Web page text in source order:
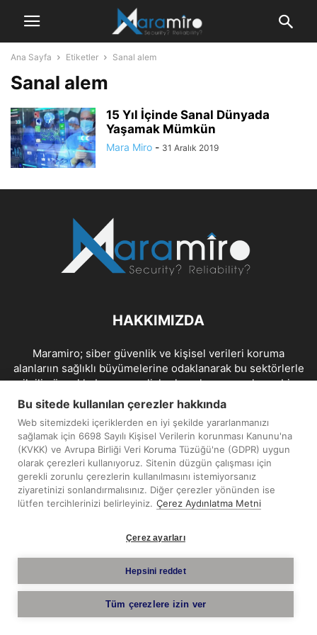
Ana Sayfa Etiketler Sanal alem
Sanal alem
15 Yıl İçinde Sanal Dünyada
Yaşamak Mümkün
Mara Miro - 31 Aralık 2019
HAKKIMIZDA
Maramiro; siber güvenlik ve kişisel verileri koruma
alanlarıın sağlıklı büyümelerine odaklanarak bu sektörlerle
ilgili güncel haber ve analizler hazırlayıp yayınlayan bir
haber sitesidir.
İletişim:maramiro@sentezmedya.com.tr
BIZI TAKIP EDIN
Telif Hakkı © 2019 - 2026 Sentez Medya Limited. Tüm hakları
saklıdır.
Bu sitede kullanılan çerezler hakkında
Web sitemizdeki içeriklerden en iyi şekilde yararlanmanızı
sağlamak için 6698 Sayılı Kişisel Verilerin korunması Kanunu'na
(KVKK) ve Avrupa Birliği Veri Koruma Tüzüğü'ne (GDPR) uygun
olarak çerezleri kullanıyoruz. Sitenin düzgün çalışması için
gerekli zorunlu çerezlerin kullanılmasını istemiyorsanız
ziyaretinizi sonlandırmalısınız. Diğer çerezler yönünden ise
lütfen tercihlerinizi belirleyiniz. Çerez Aydınlatma Metni
Çerez ayarları
Hepsini reddet
Tüm çerezlere izin ver